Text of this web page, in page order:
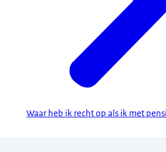
Waar heb ik recht op als ik met